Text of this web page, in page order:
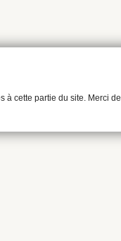
à cette partie du site. Merci de